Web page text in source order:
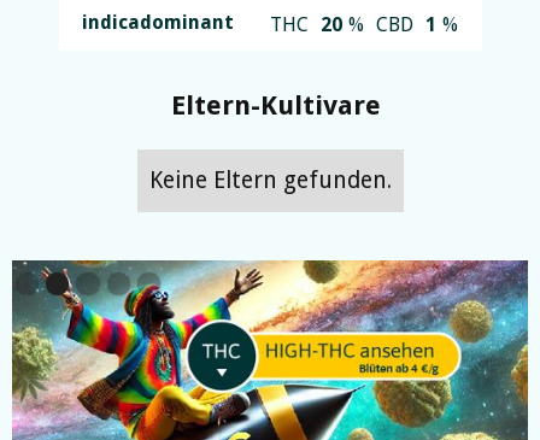
indicadominant THC 20 % CBD 1 %
Eltern-Kultivare
Keine Eltern gefunden.